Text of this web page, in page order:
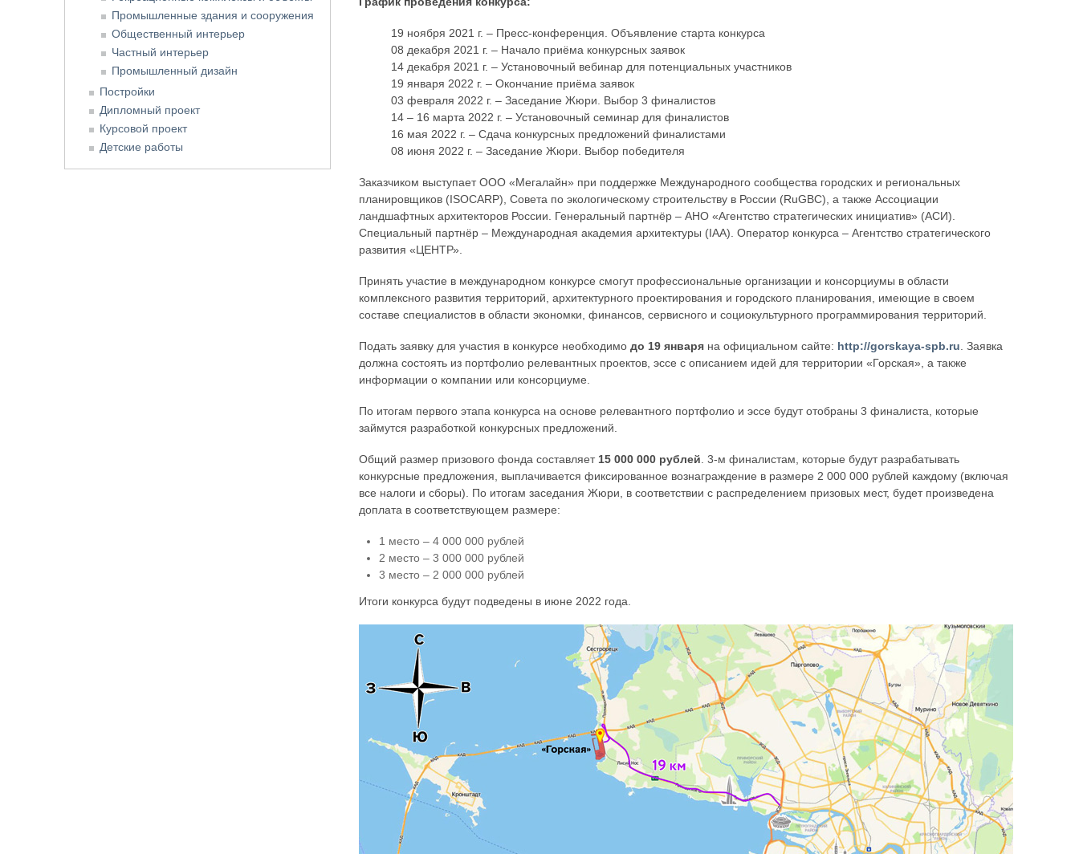
19 ноября 2021 г. – Пресс-конференция. Объявление старта конкурса
08 декабря 2021 г. – Начало приёма конкурсных заявок
14 декабря 2021 г. – Установочный вебинар для потенциальных участников
19 января 2022 г. – Окончание приёма заявок
03 февраля 2022 г. – Заседание Жюри. Выбор 3 финалистов
14 – 16 марта 2022 г. – Установочный семинар для финалистов
16 мая 2022 г. – Сдача конкурсных предложений финалистами
08 июня 2022 г. – Заседание Жюри. Выбор победителя
Заказчиком выступает ООО «Мегалайн» при поддержке Международного сообщества городских и региональных
планировщиков (ISOCARP), Совета по экологическому строительству в России (RuGBC), а также Ассоциации
ландшафтных архитекторов России. Генеральный партнёр – АНО «Агентство стратегических инициатив» (АСИ).
Специальный партнёр – Международная академия архитектуры (IAA). Оператор конкурса – Агентство стратегического
развития «ЦЕНТР».
Принять участие в международном конкурсе смогут профессиональные организации и консорциумы в области
комплексного развития территорий, архитектурного проектирования и городского планирования, имеющие в своем
составе специалистов в области экономки, финансов, сервисного и социокультурного программирования территорий.
Подать заявку для участия в конкурсе необходимодо 19 января на официальном сайте: http://gorskaya-spb.ru . Заявка
должна состоять из портфолио релевантных проектов, эссе с описанием идей для территории «Горская», а также
информации о компании или консорциуме.
По итогам первого этапа конкурса на основе релевантного портфолио и эссе будут отобраны 3 финалиста, которые
займутся разработкой конкурсных предложений.
Общий размер призового фонда составляет 15 000 000 рублей . 3-м финалистам, которые будут разрабатывать
конкурсные предложения, выплачивается фиксированное вознаграждение в размере 2 000 000 рублей каждому (включая
все налоги и сборы). По итогам заседания Жюри, в соответствии с распределением призовых мест, будет произведена
доплата в соответствующем размере:
1 место – 4 000 000 рублей
2 место – 3 000 000 рублей
3 место – 2 000 000 рублей
Итоги конкурса будут подведены в июне 2022 года.
Промышленные здания и сооружения
Общественный интерьер
Частный интерьер
Промышленный дизайн
Постройки
Дипломный проект
Курсовой проект
Детские работы